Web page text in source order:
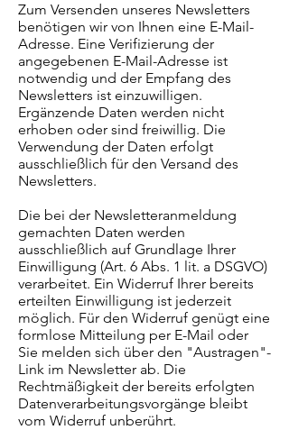
Zum Versenden unseres Newsletters
benötigen wir von Ihnen eine E-Mail-
Adresse. Eine Verifizierung der
angegebenen E-Mail-Adresse ist
notwendig und der Empfang des
Newsletters ist einzuwilligen.
Ergänzende Daten werden nicht
erhoben oder sind freiwillig. Die
Verwendung der Daten erfolgt
ausschließlich für den Versand des
Newsletters.
Die bei der Newsletteranmeldung
gemachten Daten werden
ausschließlich auf Grundlage Ihrer
Einwilligung (Art. 6 Abs. 1 lit. a DSGVO)
verarbeitet. Ein Widerruf Ihrer bereits
erteilten Einwilligung ist jederzeit
möglich. Für den Widerruf genügt eine
formlose Mitteilung per E-Mail oder
Sie melden sich über den "Austragen"-
Link im Newsletter ab. Die
Rechtmäßigkeit der bereits erfolgten
Datenverarbeitungsvorgänge bleibt
vom Widerruf unberührt.